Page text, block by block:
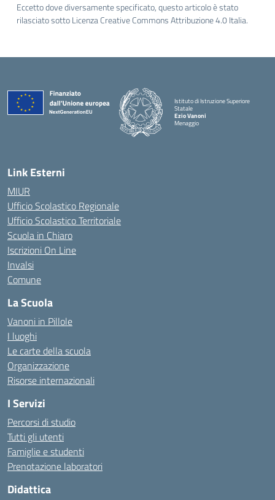
Eccetto dove diversamente specificato, questo articolo è stato
rilasciato sotto Licenza Creative Commons Attribuzione 4.0 Italia.
Istituto di Istruzione Superiore
Statale
Ezio Vanoni
Menaggio
— Visita la pagina iniziale della scuola
Link Esterni
MIUR
Ufficio Scolastico Regionale
Ufficio Scolastico Territoriale
Scuola in Chiaro
Iscrizioni On Line
Invalsi
Comune
La Scuola
Vanoni in Pillole
I luoghi
Le carte della scuola
Organizzazione
Risorse internazionali
I Servizi
Percorsi di studio
Tutti gli utenti
Famiglie e studenti
Prenotazione laboratori
Didattica